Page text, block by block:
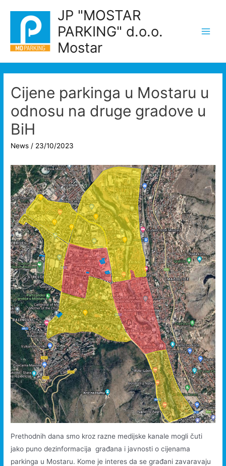
JP "MOSTAR
PARKING" d.o.o.
Mostar
Cijene parkinga u Mostaru u
odnosu na druge gradove u
BiH
News / 23/10/2023
Prethodnih dana smo kroz razne medijske kanale mogli čuti
jako puno dezinformacija građana i javnosti o cijenama
parkinga u Mostaru. Kome je interes da se građani zavaravaju